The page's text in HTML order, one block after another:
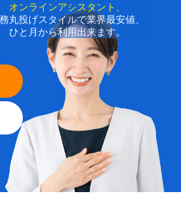
オンラインアシスタント、
丸投げスタイルで業界最安値、
ひと月から利用出来ます。